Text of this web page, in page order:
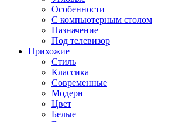
Особенности
С компьютерным столом
Назначение
Под телевизор
Прихожие
Стиль
Классика
Современные
Модерн
Цвет
Белые